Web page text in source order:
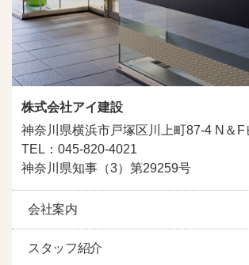
株式会社アイ建設
神奈川県横浜市戸塚区川上町87-4 N＆F
TEL：045-820-4021
神奈川県知事（3）第29259号
会社案内
スタッフ紹介